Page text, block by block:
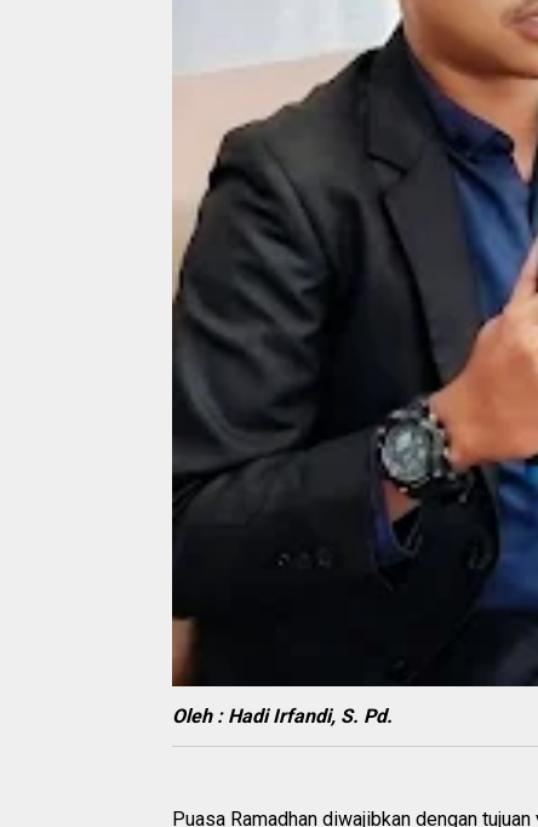
Oleh : Hadi Irfandi, S. Pd.
Puasa Ramadhan diwajibkan dengan